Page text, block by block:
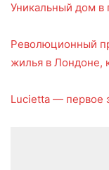
Уникальный дом в
Революционный
жилья в Лондоне,
Lucietta — первое